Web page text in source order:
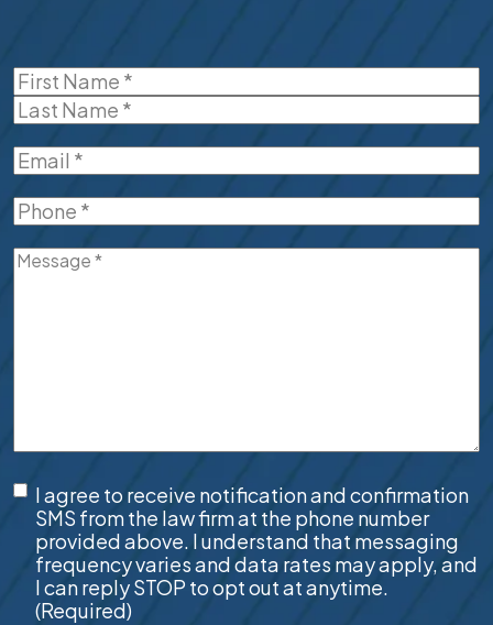
Name(Required)
First
Email(Required)
Phone(Required)
Message(Required)
SMS
Consent(Required)
I agree to receive notification and confirmation
SMS from the law firm at the phone number
provided above. I understand that messaging
frequency varies and data rates may apply, and
I can reply STOP to opt out at anytime.
(Required)